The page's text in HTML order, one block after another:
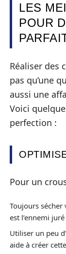
LES
POUR
Réaliser des
pas qu’une
aussi une
Voici
perfection :
Pour un
Toujours sécher
est l’ennemi
Utiliser un peu
aide à créer